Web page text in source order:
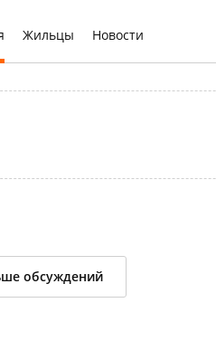
Жильцы Новости
обсуждений